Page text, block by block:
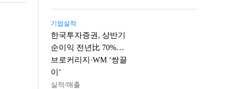
기업실적
한국투자증권, 상반기
순이익 전년比 70%…
브로커리지·WM ‘쌍끌
이’
실적/매출